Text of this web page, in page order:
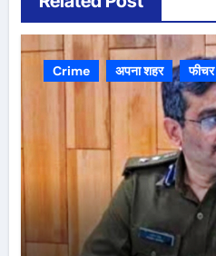
Crime अपना शहर फीचर